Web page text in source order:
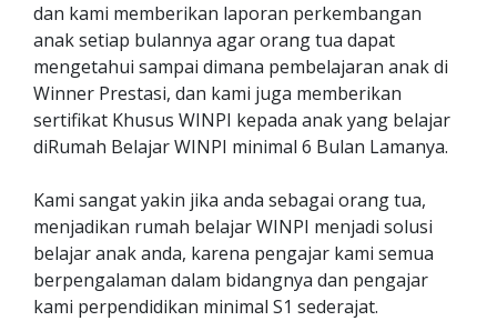
dan kami memberikan laporan perkembangan
anak setiap bulannya agar orang tua dapat
mengetahui sampai dimana pembelajaran anak di
Winner Prestasi, dan kami juga memberikan
sertifikat Khusus WINPI kepada anak yang belajar
diRumah Belajar WINPI minimal 6 Bulan Lamanya.
Kami sangat yakin jika anda sebagai orang tua,
menjadikan rumah belajar WINPI menjadi solusi
belajar anak anda, karena pengajar kami semua
berpengalaman dalam bidangnya dan pengajar
kami perpendidikan minimal S1 sederajat.